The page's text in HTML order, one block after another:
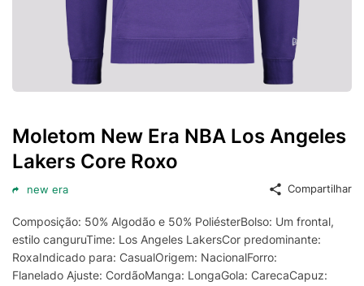
Moletom New Era NBA Los Angeles
Lakers Core Roxo
new era Compartilhar
Composição: 50% Algodão e 50% PoliésterBolso: Um frontal,
estilo canguruTime: Los Angeles LakersCor predominante:
RoxaIndicado para: CasualOrigem: NacionalForro:
Flanelado Ajuste: CordãoManga: LongaGola: CarecaCapuz: